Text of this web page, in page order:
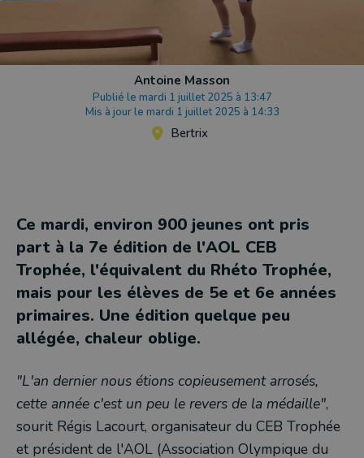
Antoine Masson
Publié le mardi 1 juillet 2025 à 13:47
Mis à jour le mardi 1 juillet 2025 à 14:33
Bertrix
Ce mardi, environ 900 jeunes ont pris
part à la 7e édition de l'AOL CEB
Trophée, l'équivalent du Rhéto Trophée,
mais pour les élèves de 5e et 6e années
primaires. Une édition quelque peu
allégée, chaleur oblige.
"L'an dernier nous étions copieusement arrosés,
cette année c'est un peu le revers de la médaille",
sourit Régis Lacourt, organisateur du CEB Trophée
et président de l'AOL (Association Olympique du